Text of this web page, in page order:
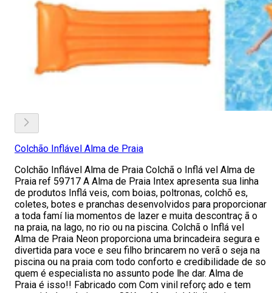
Colchão Inflável Alma de Praia
Colchão Inflável Alma de Praia Colchã o Inflá vel Alma de
Praia ref 59717 A Alma de Praia Intex apresenta sua linha
de produtos Inflá veis, com boias, poltronas, colchõ es,
coletes, botes e pranchas desenvolvidos para proporcionar
a toda famí lia momentos de lazer e muita descontraç ã o
na praia, na lago, no rio ou na piscina. Colchã o Inflá vel
Alma de Praia Neon proporciona uma brincadeira segura e
divertida para voce e seu filho brincarem no verã o seja na
piscina ou na praia com todo conforto e credibilidade de so
quem é especialista no assunto pode lhe dar. Alma de
Praia é isso!! Fabricado com Com vinil reforç ado e tem